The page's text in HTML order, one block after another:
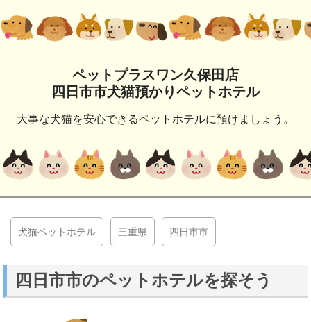
ペットプラスワン久保田店
四日市市犬猫預かりペットホテル
大事な犬猫を安心できるペットホテルに預けましょう。
犬猫ペットホテル 三重県 四日市市
四日市市のペットホテルを探そう